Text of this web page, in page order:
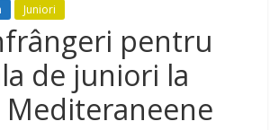
Juniori
pentru
de juniori la
Mediteraneene